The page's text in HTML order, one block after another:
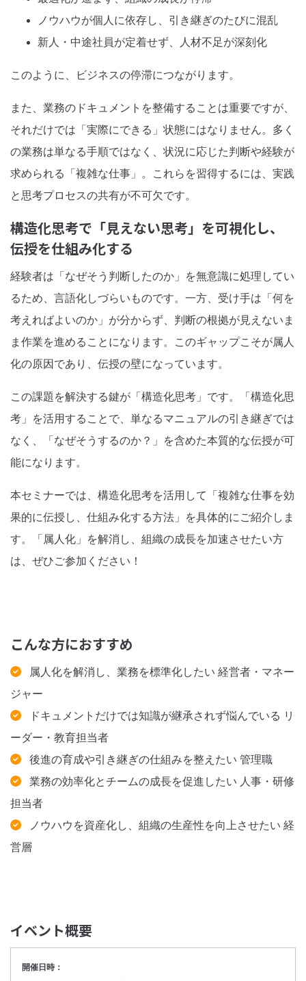
ノウハウが個人に依存し、引き継ぎのたびに混乱
新人・中途社員が定着せず、人材不足が深刻化
このように、ビジネスの停滞につながります。
また、業務のドキュメントを整備することは重要ですが、
それだけでは「実際にできる」状態にはなりません。多く
の業務は単なる手順ではなく、状況に応じた判断や経験が
求められる「複雑な仕事」。これらを習得するには、実践
と思考プロセスの共有が不可欠です。
構造化思考で「見えない思考」を可視化し、
伝授を仕組み化する
経験者は「なぜそう判断したのか」を無意識に処理してい
るため、言語化しづらいものです。一方、受け手は「何を
考えればよいのか」が分からず、判断の根拠が見えないま
ま作業を進めることになります。このギャップこそが属人
化の原因であり、伝授の壁になっています。
この課題を解決する鍵が「構造化思考」です。「構造化思
考」を活用することで、単なるマニュアルの引き継ぎでは
なく、「なぜそうするのか？」を含めた本質的な伝授が可
能になります。
本セミナーでは、構造化思考を活用して「複雑な仕事を効
果的に伝授し、仕組み化する方法」を具体的にご紹介しま
す。「属人化」を解消し、組織の成長を加速させたい方
は、ぜひご参加ください！
こんな方におすすめ
属人化を解消し、業務を標準化したい 経営者・マネー
ジャー
ドキュメントだけでは知識が継承されず悩んでいる リ
ーダー・教育担当者
後進の育成や引き継ぎの仕組みを整えたい 管理職
業務の効率化とチームの成長を促進したい 人事・研修
担当者
ノウハウを資産化し、組織の生産性を向上させたい 経
営層
イベント概要
開催日時：